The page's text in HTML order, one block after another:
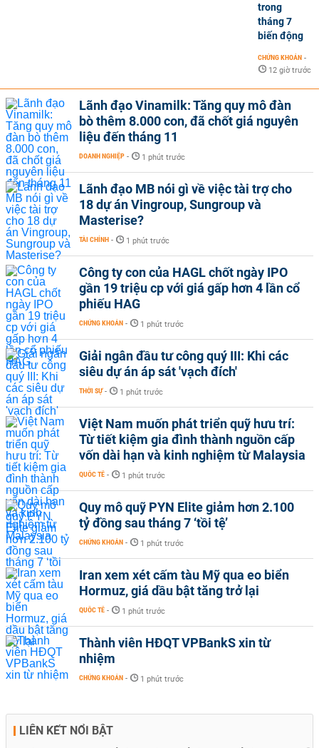
trong
tháng 7
biến động
CHỨNG KHOÁN -
12 giờ trước
Lãnh đạo Vinamilk: Tăng quy mô đàn
bò thêm 8.000 con, đã chốt giá nguyên
liệu đến tháng 11
DOANH NGHIỆP - 1 phút trước
Lãnh đạo MB nói gì về việc tài trợ cho
18 dự án Vingroup, Sungroup và
Masterise?
TÀI CHÍNH - 1 phút trước
Công ty con của HAGL chốt ngày IPO
gần 19 triệu cp với giá gấp hơn 4 lần cổ
phiếu HAG
CHỨNG KHOÁN - 1 phút trước
Giải ngân đầu tư công quý III: Khi các
siêu dự án áp sát 'vạch đích'
THỜI SỰ - 1 phút trước
Việt Nam muốn phát triển quỹ hưu trí:
Từ tiết kiệm gia đình thành nguồn cấp
vốn dài hạn và kinh nghiệm từ Malaysia
QUỐC TẾ - 1 phút trước
Quy mô quỹ PYN Elite giảm hơn 2.100
tỷ đồng sau tháng 7 ‘tồi tệ’
CHỨNG KHOÁN - 1 phút trước
Iran xem xét cấm tàu Mỹ qua eo biển
Hormuz, giá dầu bật tăng trở lại
QUỐC TẾ - 1 phút trước
Thành viên HĐQT VPBankS xin từ
nhiệm
CHỨNG KHOÁN - 1 phút trước
LIÊN KẾT NỔI BẬT